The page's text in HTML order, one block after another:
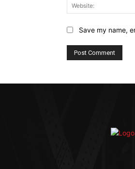
Save my name,